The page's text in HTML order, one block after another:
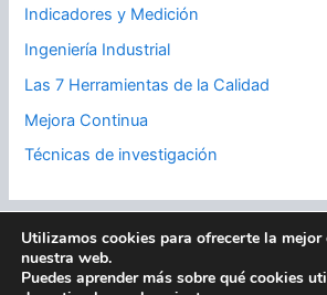
Indicadores y Medición
Ingeniería Industrial
Las 7 Herramientas de la Calidad
Mejora Continua
Técnicas de investigación
|Políticas de Privacidad| Políticas de
Utilizamos cookies para ofrecerte la mejor
nuestra web.
Puedes aprender más sobre qué cookies